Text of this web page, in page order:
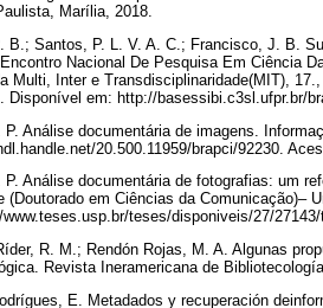
Marília, 2018.
B.; Santos, P. L. V. A. C.; Francisco, J. B.
Nacional De Pesquisa Em Ciência
Multi, Inter e Transdisciplinaridade(MIT),
Disponível em: http://basessibi.c3sl.ufpr.br/
P. Análise documentária de imagens.
20.500.11959/brapci/92230.
P. Análise documentária de fotografias: um
(Doutorado em Ciências da Comunicação)–
teses/disponiveis/27/
R. M.; Rendón Rojas, M. A. Algunas
Revista Ineramericana de
E. Metadados y recuperación